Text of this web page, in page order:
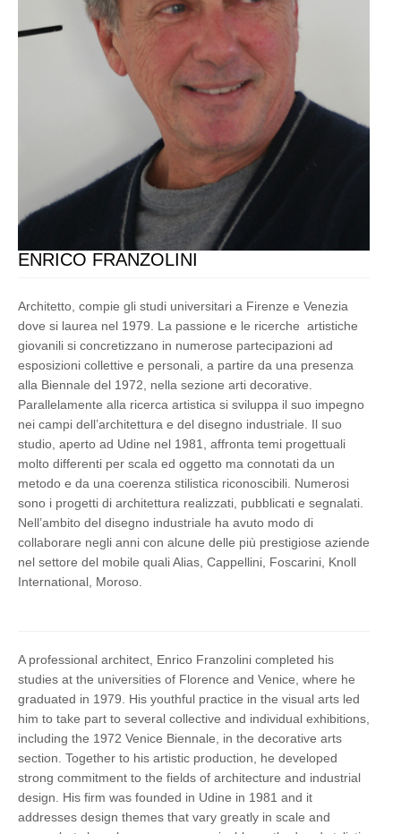
ENRICO FRANZOLINI
Architetto, compie gli studi universitari a Firenze e Venezia
dove si laurea nel 1979. La passione e le ricerche artistiche
giovanili si concretizzano in numerose partecipazioni ad
esposizioni collettive e personali, a partire da una presenza
alla Biennale del 1972, nella sezione arti decorative.
Parallelamente alla ricerca artistica si sviluppa il suo impegno
nei campi dell’architettura e del disegno industriale. Il suo
studio, aperto ad Udine nel 1981, affronta temi progettuali
molto differenti per scala ed oggetto ma connotati da un
metodo e da una coerenza stilistica riconoscibili. Numerosi
sono i progetti di architettura realizzati, pubblicati e segnalati.
Nell’ambito del disegno industriale ha avuto modo di
collaborare negli anni con alcune delle più prestigiose aziende
nel settore del mobile quali Alias, Cappellini, Foscarini, Knoll
International, Moroso.
A professional architect, Enrico Franzolini completed his
studies at the universities of Florence and Venice, where he
graduated in 1979. His youthful practice in the visual arts led
him to take part to several collective and individual exhibitions,
including the 1972 Venice Biennale, in the decorative arts
section. Together to his artistic production, he developed
strong commitment to the fields of architecture and industrial
design. His firm was founded in Udine in 1981 and it
addresses design themes that vary greatly in scale and